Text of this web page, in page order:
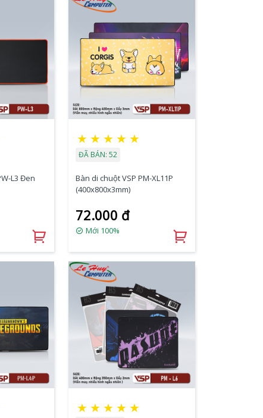
L3 Đen
★ ★ ★ ★ ★
ĐÃ BÁN: 52
Bàn di chuột VSP PM-XL11P
(400x800x3mm)
72.000 đ
Mới 100%
★ ★ ★ ★ ★